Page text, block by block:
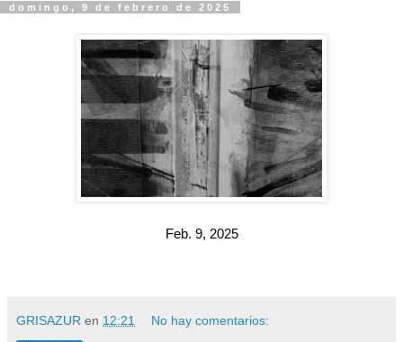
domingo, 9 de febrero de 2025
Feb. 9, 2025
GRISAZUR en 12:21 No hay comentarios: